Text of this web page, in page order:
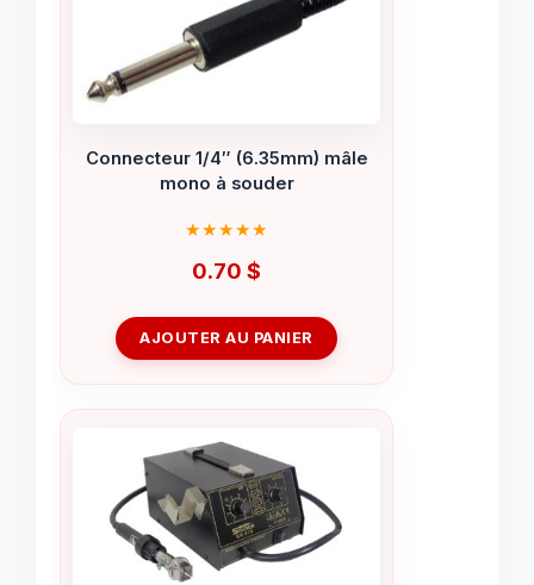
Connecteur 1/4″ (6.35mm) mâle
mono à souder
0.70 $
AJOUTER AU PANIER